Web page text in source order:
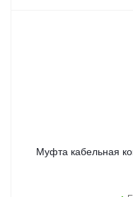
Муфта кабельная